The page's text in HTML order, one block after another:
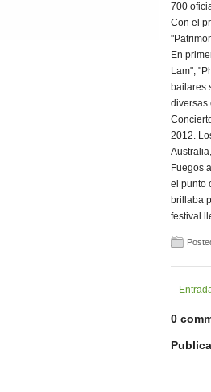
700
Con el
En
Lam",
bailares
diversas
2012.
Fuegos
el punto
brillaba
festival
0